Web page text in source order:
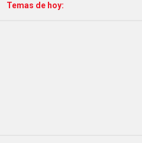
Temas de hoy: